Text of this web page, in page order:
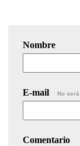
Nombre
E-mail No
Comentario